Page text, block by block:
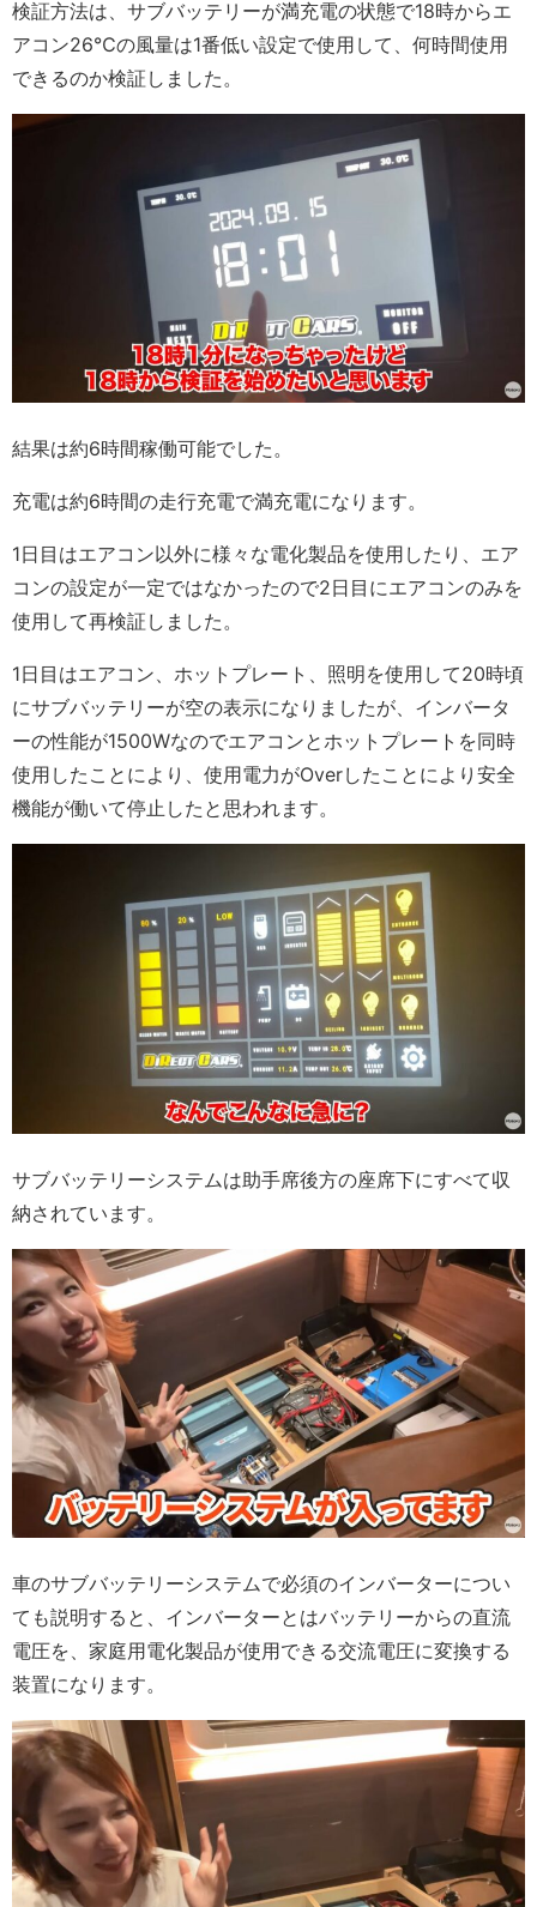
検証方法は、サブバッテリーが満充電の状態で18時からエ
アコン26℃の風量は1番低い設定で使用して、何時間使用
できるのか検証しました。
結果は約6時間稼働可能でした。
充電は約6時間の走行充電で満充電になります。
1日目はエアコン以外に様々な電化製品を使用したり、エア
コンの設定が一定ではなかったので2日目にエアコンのみを
使用して再検証しました。
1日目はエアコン、ホットプレート、照明を使用して20時頃
にサブバッテリーが空の表示になりましたが、インバータ
ーの性能が1500Wなのでエアコンとホットプレートを同時
使用したことにより、使用電力がOverしたことにより安全
機能が働いて停止したと思われます。
サブバッテリーシステムは助手席後方の座席下にすべて収
納されています。
車のサブバッテリーシステムで必須のインバーターについ
ても説明すると、インバーターとはバッテリーからの直流
電圧を、家庭用電化製品が使用できる交流電圧に変換する
装置になります。